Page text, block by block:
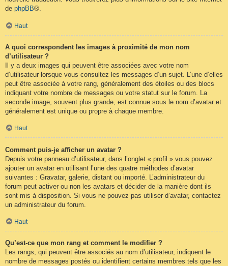
de phpBB®.
Haut
A quoi correspondent les images à proximité de mon nom
d’utilisateur ?
Il y a deux images qui peuvent être associées avec votre nom
d’utilisateur lorsque vous consultez les messages d’un sujet. L’une d’elles
peut être associée à votre rang, généralement des étoiles ou des blocs
indiquant votre nombre de messages ou votre statut sur le forum. La
seconde image, souvent plus grande, est connue sous le nom d’avatar et
généralement est unique ou propre à chaque membre.
Haut
Comment puis-je afficher un avatar ?
Depuis votre panneau d’utilisateur, dans l’onglet « profil » vous pouvez
ajouter un avatar en utilisant l’une des quatre méthodes d’avatar
suivantes : Gravatar, galerie, distant ou importé. L’administrateur du
forum peut activer ou non les avatars et décider de la manière dont ils
sont mis à disposition. Si vous ne pouvez pas utiliser d’avatar, contactez
un administrateur du forum.
Haut
Qu’est-ce que mon rang et comment le modifier ?
Les rangs, qui peuvent être associés au nom d’utilisateur, indiquent le
nombre de messages postés ou identifient certains membres tels que les